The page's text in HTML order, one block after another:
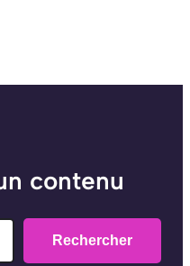
contenu
Rechercher